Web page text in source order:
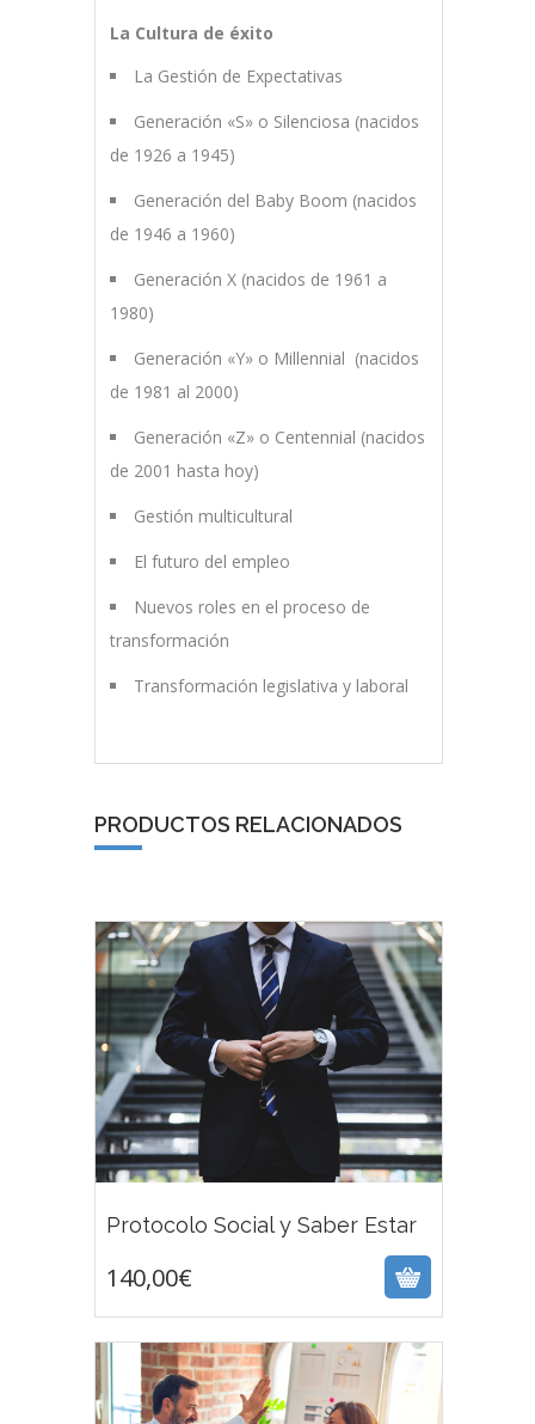
La Cultura de éxito
La Gestión de Expectativas
Generación «S» o Silenciosa (nacidos
de 1926 a 1945)
Generación del Baby Boom (nacidos
de 1946 a 1960)
Generación X (nacidos de 1961 a
1980)
Generación «Y» o Millennial (nacidos
de 1981 al 2000)
Generación «Z» o Centennial (nacidos
de 2001 hasta hoy)
Gestión multicultural
El futuro del empleo
Nuevos roles en el proceso de
transformación
Transformación legislativa y laboral
PRODUCTOS RELACIONADOS
Protocolo Social y Saber Estar
140,00€
140,00€